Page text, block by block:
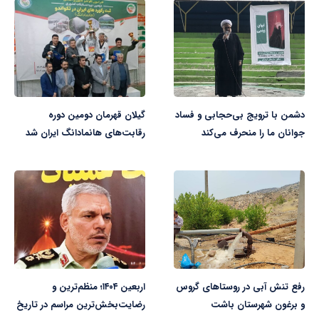
دشمن با ترویج بی‌حجابی و فساد
جوانان ما را منحرف می‌کند
گیلان قهرمان دومین دوره
رقابت‌های هانمادانگ ایران شد
رفع تنش آبی در روستاهای گروس
و برغون شهرستان باشت
اربعین ۱۴۰۴؛ منظم‌ترین و
رضایت‌بخش‌ترین مراسم در تاریخ